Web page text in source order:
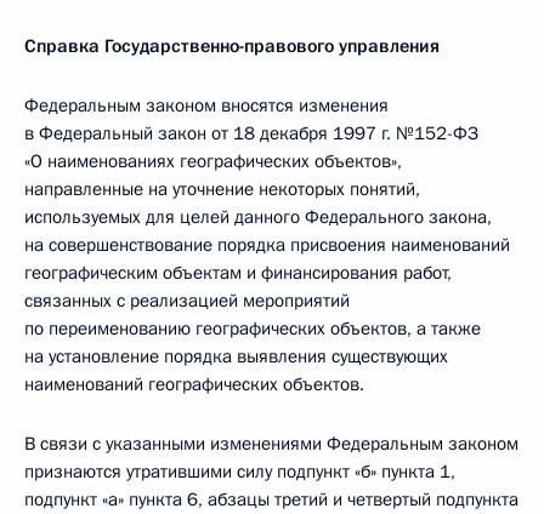
Справка Государственно-правового управления
Федеральным законом вносятся изменения
в Федеральный закон от 18 декабря 1997 г. №152-ФЗ
«О наименованиях географических объектов»,
направленные на уточнение некоторых понятий,
используемых для целей данного Федерального закона,
на совершенствование порядка присвоения наименований
географическим объектам и финансирования работ,
связанных с реализацией мероприятий
по переименованию географических объектов, а также
на установление порядка выявления существующих
наименований географических объектов.
В связи с указанными изменениями Федеральным законом
признаются утратившими силу подпункт «б» пункта 1,
подпункт «а» пункта 6, абзацы третий и четвертый подпункта